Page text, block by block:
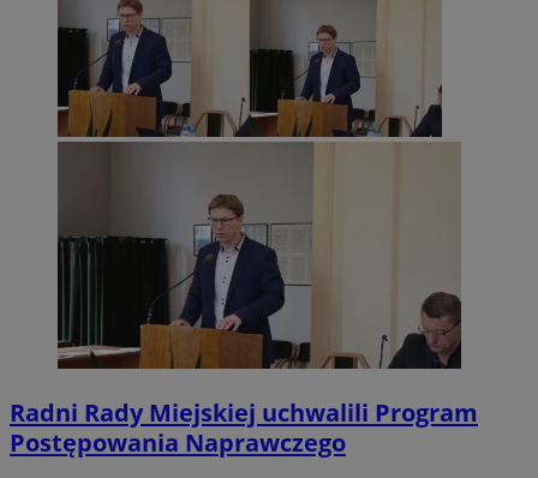
Radni Rady Miejskiej uchwalili Program
Postępowania Naprawczego